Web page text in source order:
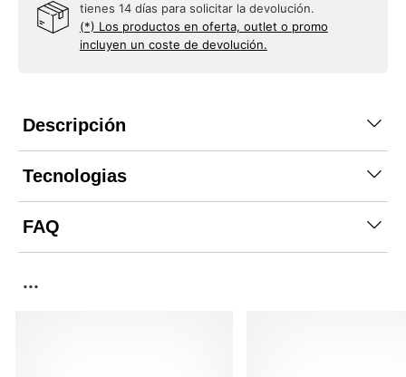
tienes 14 días para solicitar la devolución.
(*) Los productos en oferta, outlet o promo
incluyen un coste de devolución.
Descripción
Tecnologias
FAQ
...